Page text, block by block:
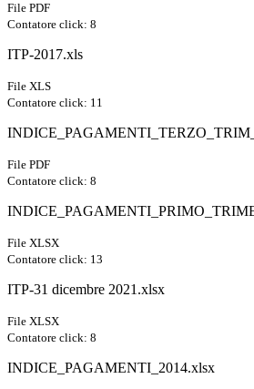
File PDF
Contatore click: 8
ITP-2017.xls
File XLS
Contatore click: 11
File PDF
Contatore click: 8
File XLSX
Contatore click: 13
ITP-31 dicembre 2021.xlsx
File XLSX
Contatore click: 8
INDICE_PAGAMENTI_2014.xlsx